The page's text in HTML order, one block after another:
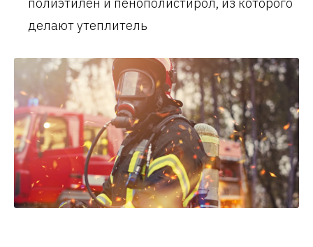
полиэтилен и пенополистирол, из которого
делают утеплитель